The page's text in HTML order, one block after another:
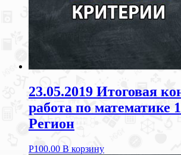
23.05.2019 Итоговая
работа по математике
Регион
Р100.00 В корзину